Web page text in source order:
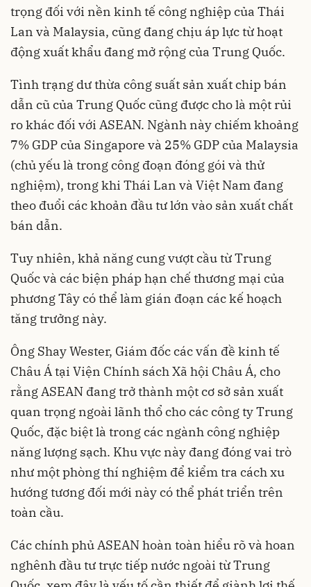
trọng đối với nền kinh tế công nghiệp của Thái
Lan và Malaysia, cũng đang chịu áp lực từ hoạt
động xuất khẩu đang mở rộng của Trung Quốc.
Tình trạng dư thừa công suất sản xuất chip bán
dẫn cũ của Trung Quốc cũng được cho là một rủi
ro khác đối với ASEAN. Ngành này chiếm khoảng
7% GDP của Singapore và 25% GDP của Malaysia
(chủ yếu là trong công đoạn đóng gói và thử
nghiệm), trong khi Thái Lan và Việt Nam đang
theo đuổi các khoản đầu tư lớn vào sản xuất chất
bán dẫn.
Tuy nhiên, khả năng cung vượt cầu từ Trung
Quốc và các biện pháp hạn chế thương mại của
phương Tây có thể làm gián đoạn các kế hoạch
tăng trưởng này.
Ông Shay Wester, Giám đốc các vấn đề kinh tế
Châu Á tại Viện Chính sách Xã hội Châu Á, cho
rằng ASEAN đang trở thành một cơ sở sản xuất
quan trọng ngoài lãnh thổ cho các công ty Trung
Quốc, đặc biệt là trong các ngành công nghiệp
năng lượng sạch. Khu vực này đang đóng vai trò
như một phòng thí nghiệm để kiểm tra cách xu
hướng tương đối mới này có thể phát triển trên
toàn cầu.
Các chính phủ ASEAN hoàn toàn hiểu rõ và hoan
nghênh đầu tư trực tiếp nước ngoài từ Trung